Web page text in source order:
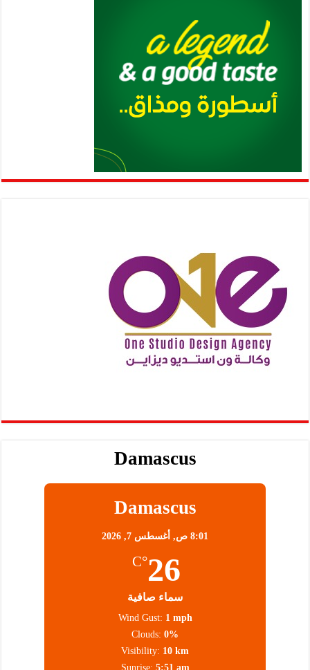
Damascus
Damascus
8:01 ص, أغسطس 7, 2026
26
°C
سماء صافية
Wind Gust: 1 mph
Clouds: 0%
Visibility: 10 km
Sunrise: 5:51 am